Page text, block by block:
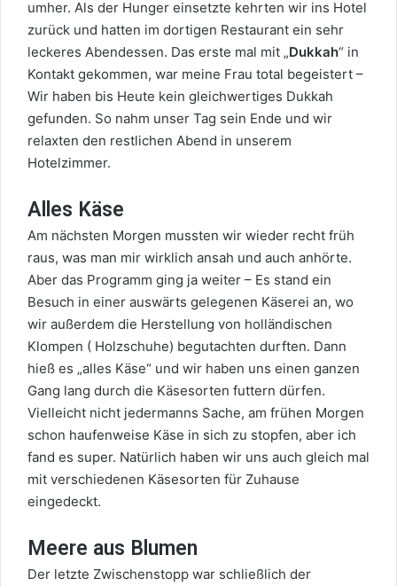
umher. Als der Hunger einsetzte kehrten wir ins Hotel
zurück und hatten im dortigen Restaurant ein sehr
leckeres Abendessen. Das erste mal mit „Dukkah“ in
Kontakt gekommen, war meine Frau total begeistert –
Wir haben bis Heute kein gleichwertiges Dukkah
gefunden. So nahm unser Tag sein Ende und wir
relaxten den restlichen Abend in unserem
Hotelzimmer.
Alles Käse
Am nächsten Morgen mussten wir wieder recht früh
raus, was man mir wirklich ansah und auch anhörte.
Aber das Programm ging ja weiter – Es stand ein
Besuch in einer auswärts gelegenen Käserei an, wo
wir außerdem die Herstellung von holländischen
Klompen ( Holzschuhe) begutachten durften. Dann
hieß es „alles Käse“ und wir haben uns einen ganzen
Gang lang durch die Käsesorten futtern dürfen.
Vielleicht nicht jedermanns Sache, am frühen Morgen
schon haufenweise Käse in sich zu stopfen, aber ich
fand es super. Natürlich haben wir uns auch gleich mal
mit verschiedenen Käsesorten für Zuhause
eingedeckt.
Meere aus Blumen
Der letzte Zwischenstopp war schließlich der